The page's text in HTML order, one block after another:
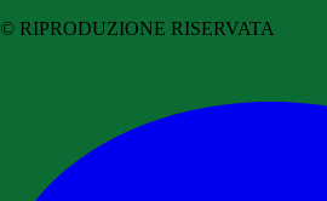
© RIPRODUZIONE RISERVATA